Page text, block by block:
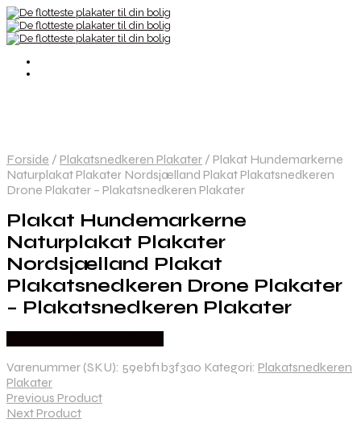
Forside / Plakatsnedkeren Plakater / Plakat Hundemarkerne
Naturplakat Plakater Nordsjælland Plakat Plakatsnedkeren
Drone Plakater – Plakatsnedkeren Plakater
Plakat Hundemarkerne
Naturplakat Plakater
Nordsjælland Plakat
Plakatsnedkeren Drone Plakater
– Plakatsnedkeren Plakater
Varenummer (SKU): 59ebf1b3f3a0 Kategori: Plakatsnedkeren
Plakater
Previous Product
Next Product